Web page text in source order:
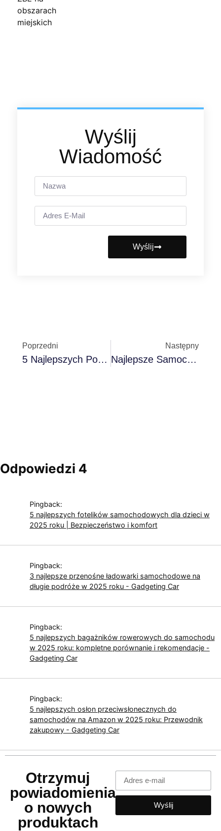
Wyślij
Wiadomość
Wyślij
Poprzedni
5 Najlepszych Pompek Do Opon Samochodowych W 2025 Roku: Porównanie I Poradnik Zakupowy
Następny
Najlepsze Samochodowe Systemy Antykradzieżowe W 2025 Roku: Kompletny Przewodnik
Odpowiedzi 4
Pingback:
5 najlepszych fotelików samochodowych dla dzieci w
2025 roku | Bezpieczeństwo i komfort
Pingback:
3 najlepsze przenośne ładowarki samochodowe na
długie podróże w 2025 roku - Gadgeting Car
Pingback:
5 najlepszych bagażników rowerowych do samochodu
w 2025 roku: kompletne porównanie i rekomendacje -
Gadgeting Car
Pingback:
5 najlepszych osłon przeciwsłonecznych do
samochodów na Amazon w 2025 roku: Przewodnik
zakupowy - Gadgeting Car
Otrzymuj
powiadomienia
o nowych
produktach
Wyślij